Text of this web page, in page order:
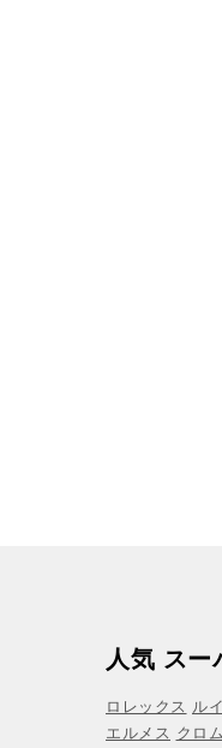
人気 スー
ロレックス ル
エルメス クロ